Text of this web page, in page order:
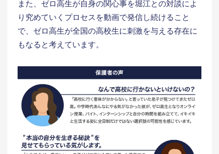
また、ゼロ高生が自身の関心事を堀江との対談によ
り究めていくプロセスを動画で発信し続けること
で、ゼロ高生が全国の高校生に刺激を与える存在に
もなると考えています。